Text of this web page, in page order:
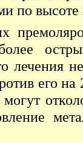
по высоте
лечения
его